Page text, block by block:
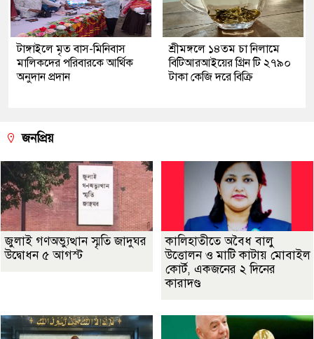
টাঙ্গাইলে মৃত বাস-মিনিবাস
মালিকদের পরিবারকে আর্থিক
অনুদান প্রদান
শ্রীমঙ্গলে ১৪তম চা নিলামে
বিটিআরআইয়ের গ্রিন টি ২৭৯০
টাকা কেজি দরে বিক্রি
জনপ্রিয়
জুলাই গণঅভ্যুত্থান স্মৃতি জাদুঘর
উদ্বোধন ৫ আগস্ট
কালিহাতীতে অবৈধ বালু
উত্তোলন ও মাটি কাটায় মোবাইল
কোর্ট, একজনের ২ দিনের
কারাদণ্ড